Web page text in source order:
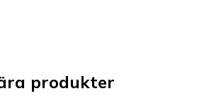
produkter